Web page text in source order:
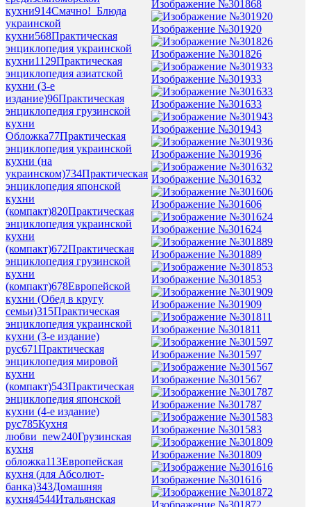
кухни914Смачно!_Блюда
украинской
кухни568Практическая
энциклопедия украинской
кухни1129Практическая
энциклопедия азиатской
кухни (3-е
издание)96Практическая
энциклопедия грузинской
кухни
Обложка77Практическая
энциклопедия украинской
кухни (на
украинском)734Практическая
энциклопедия японской
кухни
(компакт)820Практическая
энциклопедия украинской
кухни
(компакт)672Практическая
энциклопедия грузинской
кухни
(компакт)678Европейской
кухни (Обед в кругу
семьи)315Практическая
энциклопедия украинской
кухни (3-е издание)
рус671Практическая
энциклопедия мировой
кухни
(компакт)543Практическая
энциклопедия японской
кухни (4-е издание)
рус785Кухня
любви_new240Грузинская
кухня
обложка113Европейская
кухня (для Абсолют-
банка)343Домашняя
кухня4544Итальянская
Изображение №301868
Изображение №301920
Изображение №301826
Изображение №301933
Изображение №301633
Изображение №301943
Изображение №301936
Изображение №301632
Изображение №301606
Изображение №301624
Изображение №301889
Изображение №301853
Изображение №301909
Изображение №301811
Изображение №301597
Изображение №301567
Изображение №301787
Изображение №301583
Изображение №301809
Изображение №301616
Изображение №301872